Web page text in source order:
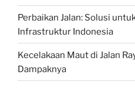
Perbaikan Jalan: Solusi
Infrastruktur Indonesia
Kecelakaan Maut di Jalan
Dampaknya